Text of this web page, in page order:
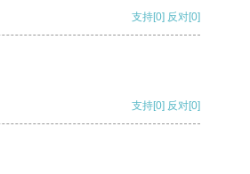
支持[0] 反对[0]
支持[0] 反对[0]